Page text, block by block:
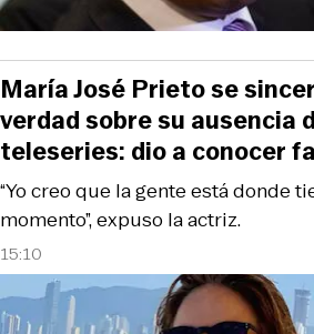
15:10
“Yo creo que la gente está donde
momento”, expuso la actriz.
María José Prieto se
verdad sobre su ausencia
teleseries: dio a conocer